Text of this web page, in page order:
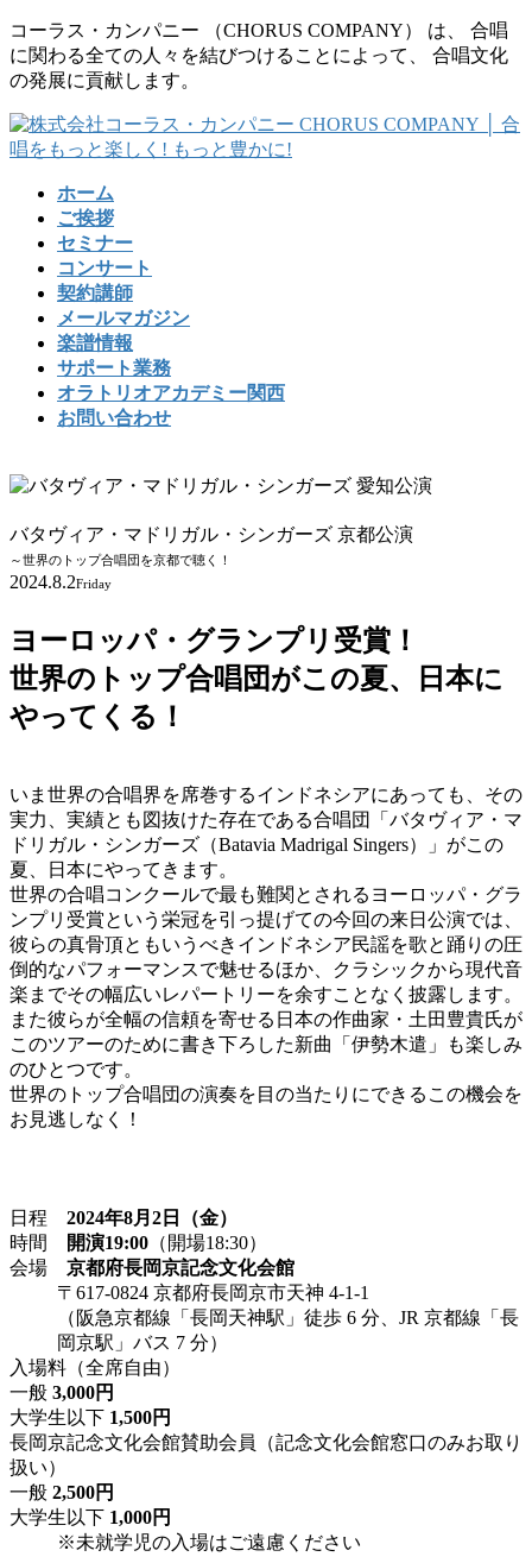
コ
ン
テ
ツ
に
ナ
ビ
ゲ
シ
ョ
コーラス・カンパニー （CHORUS COMPANY） は、 合唱
に関わる全ての人々を結びつけることによって、 合唱文化
の発展に貢献します。
ホーム
ご挨拶
セミナー
コンサート
契約講師
メールマガジン
楽譜情報
サポート業務
オラトリオアカデミー関西
お問い合わせ
バタヴィア・マドリガル・シンガーズ 京都公演
～世界のトップ合唱団を京都で聴く！
2024.8.2Friday
ヨーロッパ・グランプリ受賞！
世界のトップ合唱団がこの夏、日本に
やってくる！
いま世界の合唱界を席巻するインドネシアにあっても、その
実力、実績とも図抜けた存在である合唱団「バタヴィア・マ
ドリガル・シンガーズ（Batavia Madrigal Singers）」がこの
夏、日本にやってきます。
世界の合唱コンクールで最も難関とされるヨーロッパ・グラ
ンプリ受賞という栄冠を引っ提げての今回の来日公演では、
彼らの真骨頂ともいうべきインドネシア民謡を歌と踊りの圧
倒的なパフォーマンスで魅せるほか、クラシックから現代音
楽までその幅広いレパートリーを余すことなく披露します。
また彼らが全幅の信頼を寄せる日本の作曲家・土田豊貴氏が
このツアーのために書き下ろした新曲「伊勢木遣」も楽しみ
のひとつです。
世界のトップ合唱団の演奏を目の当たりにできるこの機会を
お見逃しなく！
日程 2024年8月2日（金）
時間
開演19:00 （開場18:30）
会場 京都府長岡京記念文化会館
〒617-0824 京都府長岡京市天神 4-1-1
（阪急京都線「長岡天神駅」徒歩 6 分、JR 京都線「長
岡京駅」バス 7 分）
入場料（全席自由）
一般 3,000円
大学生以下 1,500円
長岡京記念文化会館賛助会員（記念文化会館窓口のみお取り
扱い）
一般 2,500円
大学生以下 1,000円
※未就学児の入場はご遠慮ください